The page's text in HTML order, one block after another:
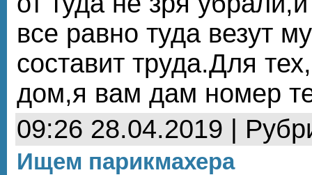
все равно туда везут
составит труда.Для
дом,я вам дам номер
09:26 28.04.2019 |
Ищем парикмахера